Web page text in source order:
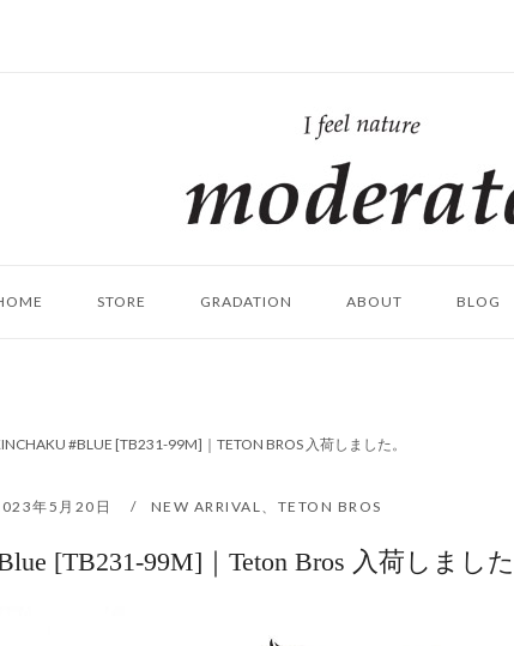
ム
STORE GRADATION ABOUT BLOG
#BLUE [TB231-99M]｜TETON BROS 入荷しました。
年5月20日 NEW ARRIVAL、 TETON BROS
[TB231-99M]｜Teton Bros 入荷しました